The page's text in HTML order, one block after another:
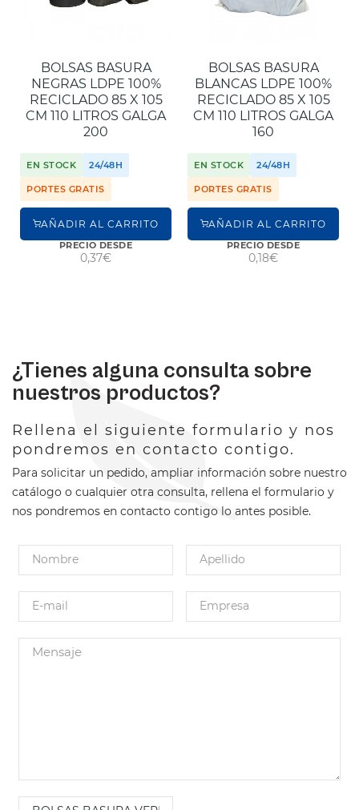
BOLSAS BASURA
NEGRAS LDPE 100%
RECICLADO 85 X 105
CM 110 LITROS GALGA
200
EN STOCK 24/48H
PORTES GRATIS
AÑADIR AL CARRITO
PRECIO DESDE
0,37€
BOLSAS BASURA
BLANCAS LDPE 100%
RECICLADO 85 X 105
CM 110 LITROS GALGA
160
EN STOCK 24/48H
PORTES GRATIS
AÑADIR AL CARRITO
PRECIO DESDE
0,18€
¿Tienes alguna consulta sobre
nuestros productos?
Rellena el siguiente formulario y nos
pondremos en contacto contigo.
Para solicitar un pedido, ampliar información sobre nuestro
catálogo o cualquier otra consulta, rellena el formulario y
nos pondremos en contacto contigo lo antes posible.